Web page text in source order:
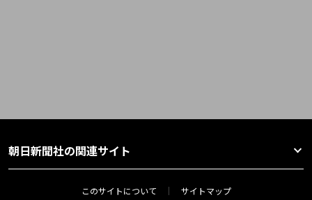
朝日新聞社の関連サイト
このサイトについて サイトマップ